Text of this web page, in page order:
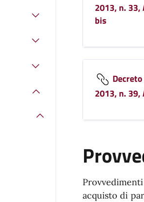
2013, n.
bis
2013, n. 39,
acquisto di